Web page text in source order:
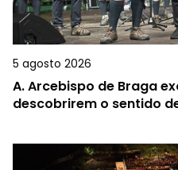
5 agosto 2026
A.Arcebispo de Braga
descobrirem o sentido